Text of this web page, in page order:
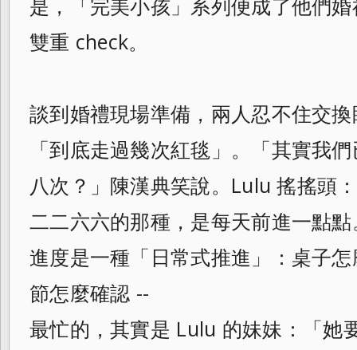
是，「完美小孩」系列便成了他們
雙重 check。
談到婚禮現場準備，兩人忍不住交
「到底走過幾次紅毯」。「其實我
八次？」陳漢典笑說。Lulu 搖搖頭
二二六六的那種，是每天前進一點
進度是一種「日常式推進」：桌子
節怎麼確認 --
最忙的，其實是 Lulu 的妹妹：「她